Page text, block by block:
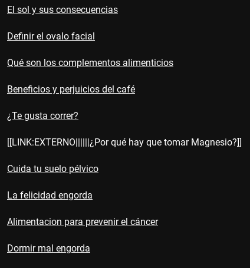
El sol y sus consecuencias
Definir el ovalo facial
Qué son los complementos alimenticios
Beneficios y perjuicios del café
¿Te gusta correr?
[[LINK:EXTERNO||||||¿Por qué hay que tomar Magnesio?]]
Cuida tu suelo pélvico
La felicidad engorda
Alimentacion para prevenir el cáncer
Dormir mal engorda